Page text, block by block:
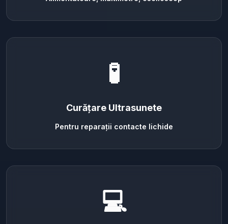
🧪
Curățare Ultrasunete
Pentru reparații contacte lichide
💻